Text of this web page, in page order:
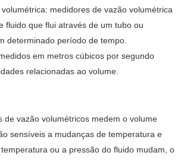
medidores de vazão volumétrica
fluido que flui através de um tubo ou
determinado período de tempo.
em metros cúbicos por segundo
relacionadas ao volume.
de vazão volumétricos medem o volume
sensíveis a mudanças de temperatura e
ou a pressão do fluido mudam, o